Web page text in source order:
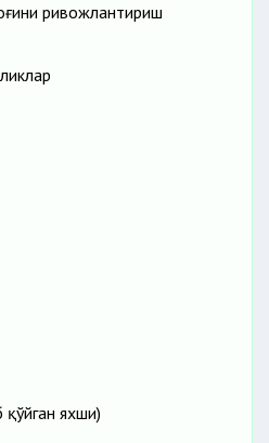
ривожлантириш
қўйган яхши)